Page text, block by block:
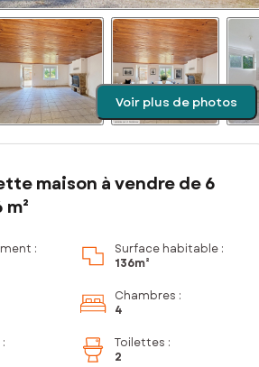
Voir plus de photos
maison à vendre de 6
:
Surface habitable :
136m²
Chambres :
4
:
Toilettes :
2